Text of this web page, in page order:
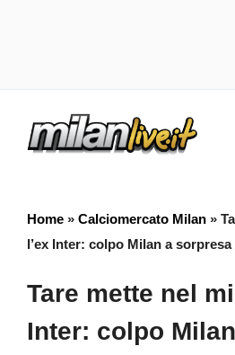
Home » Calciomercato Milan »
l’ex Inter: colpo Milan a sorpresa
Tare mette nel
Inter: colpo